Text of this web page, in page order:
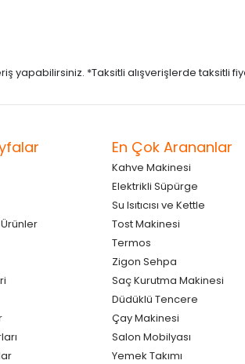
yapabilirsiniz. *Taksitli alışverişlerde taksitli
En Çok Arananlar
Kahve Makinesi
Elektrikli Süpürge
Su Isıtıcısı ve Kettle
Tost Makinesi
Termos
Zigon Sehpa
Saç Kurutma Makinesi
Düdüklü Tencere
Çay Makinesi
Salon Mobilyası
Yemek Takımı